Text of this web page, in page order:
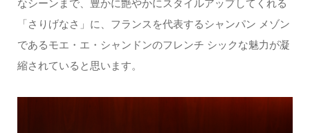
なシーンまで、豊かに艶やかにスタイルアップしてくれる
「さりげなさ」に、フランスを代表するシャンパン メゾン
であるモエ・エ・シャンドンのフレンチ シックな魅力が凝
縮されていると思います。